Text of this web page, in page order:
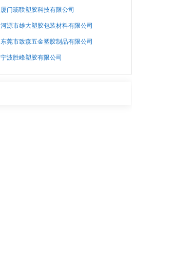
厦门翡联塑胶科技有限公司
河源市雄大塑胶包装材料有限公司
东莞市致森五金塑胶制品有限公司
宁波胜峰塑胶有限公司